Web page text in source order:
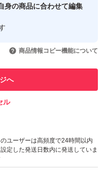
を完了させた実績があります
取引実績があります
ユーザーは高頻度で24時間以内
設定した発送日数内に発送していま
身の商品に合わせて編集
商品情報コピー機能について
へ
ル